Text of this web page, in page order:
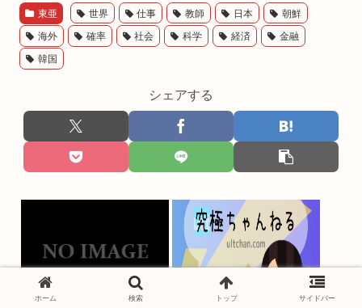
東亜 世界 仕事 教師 日本 朝鮮
海外 確率 社会 科学 経済
金融
韓国
シェアする
ホーム 検索 トップ サイドバー